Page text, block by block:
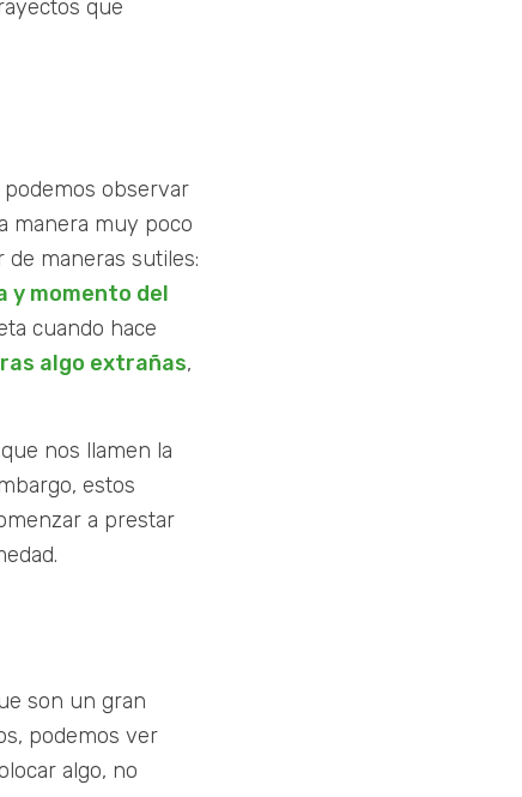
que
observar
manera muy poco
maneras sutiles:
y momento del
cuando hace
algo extrañas,
nos llamen la
estos
a prestar
son un gran
podemos ver
algo, no